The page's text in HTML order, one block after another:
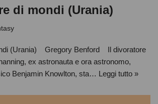
di mondi (Urania)
(Urania) Gregory Benford Il divoratore
ex astronauta e ora astronomo,
Benjamin Knowlton, sta… Leggi tutto »